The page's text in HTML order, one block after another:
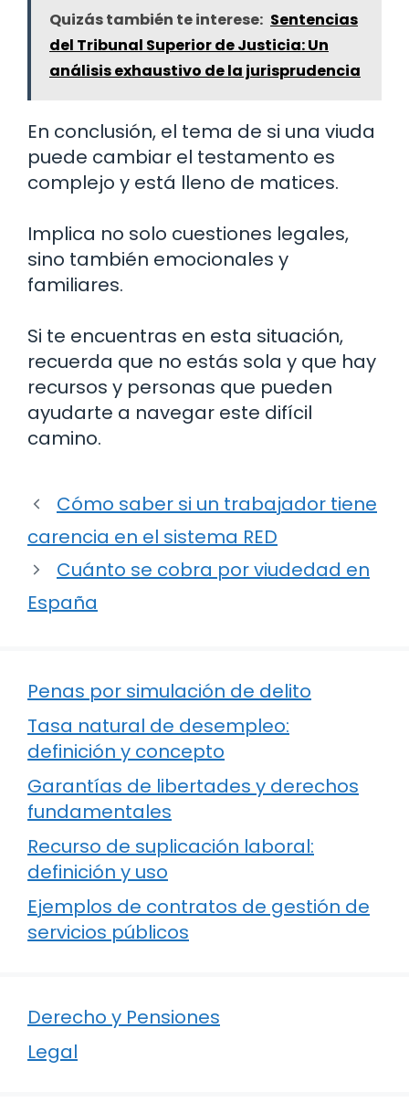
Quizás también te interese: Sentencias
del Tribunal Superior de Justicia: Un
análisis exhaustivo de la jurisprudencia
En conclusión, el tema de si una viuda
puede cambiar el testamento es
complejo y está lleno de matices.
Implica no solo cuestiones legales,
sino también emocionales y
familiares.
Si te encuentras en esta situación,
recuerda que no estás sola y que hay
recursos y personas que pueden
ayudarte a navegar este difícil
camino.
Cómo saber si un trabajador tiene
carencia en el sistema RED
Cuánto se cobra por viudedad en
España
Penas por simulación de delito
Tasa natural de desempleo:
definición y concepto
Garantías de libertades y derechos
fundamentales
Recurso de suplicación laboral:
definición y uso
Ejemplos de contratos de gestión de
servicios públicos
Derecho y Pensiones
Legal